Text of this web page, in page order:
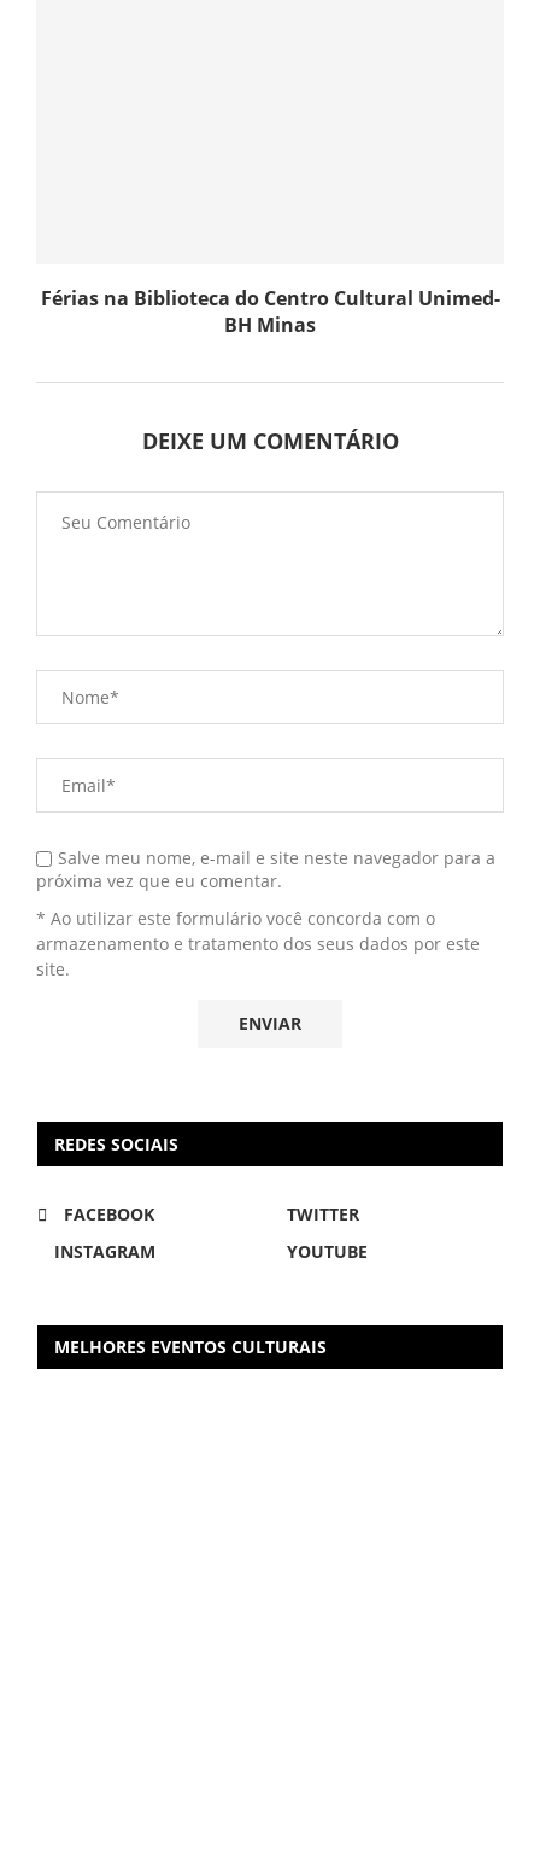
Férias na Biblioteca do Centro Cultural Unimed-
BH Minas
DEIXE UM COMENTÁRIO
Salve meu nome, e-mail e site neste navegador para a
próxima vez que eu comentar.
* Ao utilizar este formulário você concorda com o
armazenamento e tratamento dos seus dados por este
site.
REDES SOCIAIS
FACEBOOK
TWITTER
INSTAGRAM
YOUTUBE
MELHORES EVENTOS CULTURAIS